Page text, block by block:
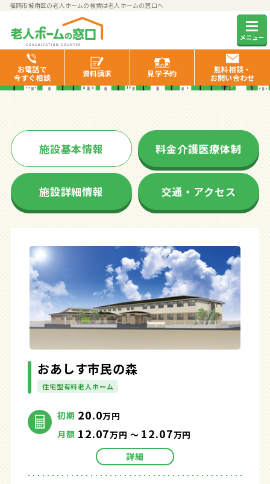
福岡市城南区の老人ホームの検索は老人ホームの窓口へ
メニュー
お電話で
今すぐ相談
資料請求 見学予約
無料相談・
お問い合わせ
おあしす市民の森
施設基本情報 料金介護医療体制
施設詳細情報 交通・アクセス
おあしす市民の森
住宅型有料老人ホーム
初期 20.0万円
月額 12.07万円 ～ 12.07万円
詳細